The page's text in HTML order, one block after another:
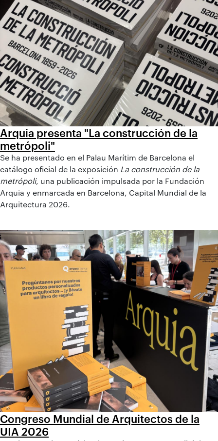
Arquia presenta "La construcción de la
metrópoli"
Se ha presentado en el Palau Marítim de Barcelona el
catálogo oficial de la exposición La construcción de la
metrópoli, una publicación impulsada por la Fundación
Arquia y enmarcada en Barcelona, Capital Mundial de la
Arquitectura 2026.
Congreso Mundial de Arquitectos de la
UIA 2026